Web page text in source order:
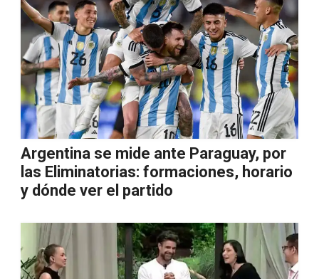
Argentina se mide ante Paraguay, por
las Eliminatorias: formaciones, horario
y dónde ver el partido